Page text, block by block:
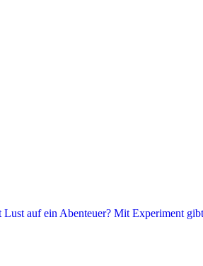
auf ein Abenteuer? Mit Experiment